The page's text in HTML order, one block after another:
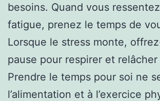
besoins. Quand vous
fatigue, prenez le temps de
Lorsque le stress monte,
pause pour respirer et relâcher
Prendre le temps pour soi ne
l’alimentation et à l’exercice